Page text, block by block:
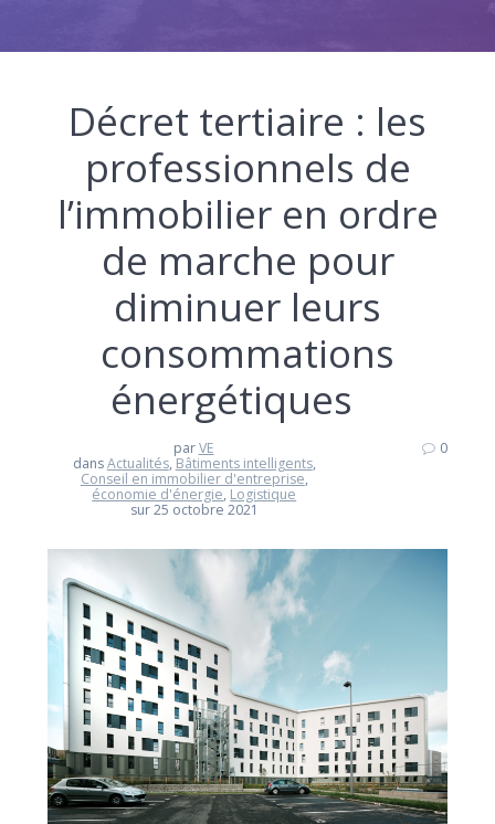
Décret tertiaire : les
professionnels de
l’immobilier en ordre
de marche pour
diminuer leurs
consommations
énergétiques
parVE
dansActualités, Bâtiments intelligents,
Conseil en immobilier d'entreprise,
économie d'énergie, Logistique
sur 25 octobre 2021
0